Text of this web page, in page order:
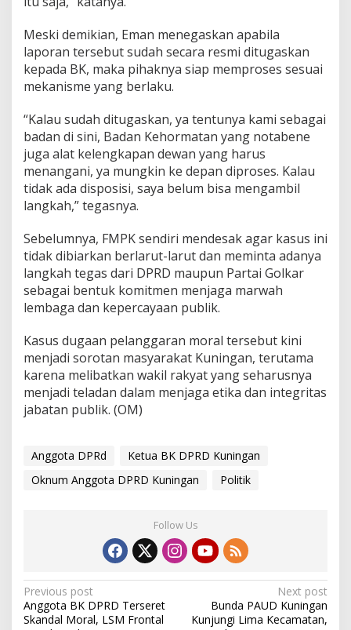
Meski demikian, Eman menegaskan apabila
laporan tersebut sudah secara resmi ditugaskan
kepada BK, maka pihaknya siap memproses sesuai
mekanisme yang berlaku.
“Kalau sudah ditugaskan, ya tentunya kami sebagai
badan di sini, Badan Kehormatan yang notabene
juga alat kelengkapan dewan yang harus
menangani, ya mungkin ke depan diproses. Kalau
tidak ada disposisi, saya belum bisa mengambil
langkah,” tegasnya.
Sebelumnya, FMPK sendiri mendesak agar kasus ini
tidak dibiarkan berlarut-larut dan meminta adanya
langkah tegas dari DPRD maupun Partai Golkar
sebagai bentuk komitmen menjaga marwah
lembaga dan kepercayaan publik.
Kasus dugaan pelanggaran moral tersebut kini
menjadi sorotan masyarakat Kuningan, terutama
karena melibatkan wakil rakyat yang seharusnya
menjadi teladan dalam menjaga etika dan integritas
jabatan publik. (OM)
Anggota DPRd
Ketua BK DPRD Kuningan
Oknum Anggota DPRD Kuningan
Politik
Follow Us
Post
navigation
Previous post
Anggota BK DPRD Terseret
Skandal Moral, LSM Frontal
Next post
Bunda PAUD Kuningan
Kunjungi Lima Kecamatan,